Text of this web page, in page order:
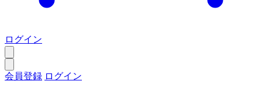
ログイン
会員登録 ログイン